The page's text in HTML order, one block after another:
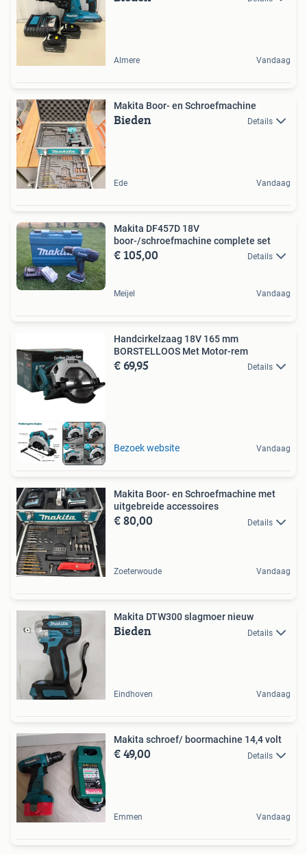
Almere Vandaag
Makita Boor- en Schroefmachine
Bieden Details
Ede Vandaag
Makita DF457D 18V
boor-/schroefmachine complete set
€ 105,00 Details
Meijel Vandaag
Handcirkelzaag 18V 165 mm
BORSTELLOOS Met Motor-rem
€ 69,95 Details
Bezoek website Vandaag
Makita Boor- en Schroefmachine met
uitgebreide accessoires
€ 80,00 Details
Zoeterwoude Vandaag
Makita DTW300 slagmoer nieuw
Bieden Details
Eindhoven Vandaag
Makita schroef/ boormachine 14,4 volt
€ 49,00 Details
Emmen Vandaag